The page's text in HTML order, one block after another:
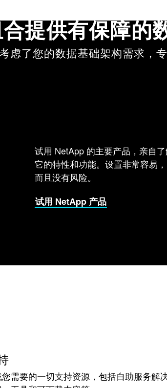
提供有保障的
虑了您的数据基础架构需求，
试用 NetApp 的主要产品，亲自
它的特性和功能。设置非常容易，
而且没有风险。
试用 NetApp 产品
需要的一切支持资源，包括自助服务解